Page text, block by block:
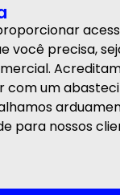
você precisa,
com um
para nossos